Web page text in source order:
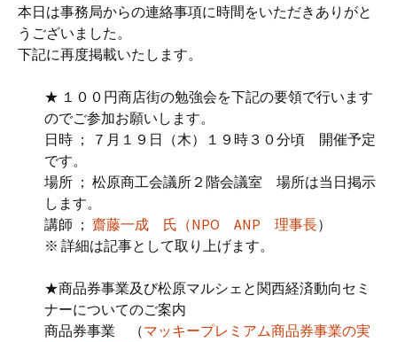
本日は事務局からの連絡事項に時間をいただきありがと
うございました。
下記に再度掲載いたします。
★ １００円商店街の勉強会を下記の要領で行います
のでご参加お願いします。
日時 ； ７月１９日（木）１９時３０分頃 開催予定
です。
場所 ； 松原商工会議所２階会議室 場所は当日掲示
します。
講師 ； 齋藤一成 氏（NPO ANP 理事長）
※ 詳細は記事として取り上げます。
★商品券事業及び松原マルシェと関西経済動向セミ
ナーについてのご案内
商品券事業 （マッキープレミアム商品券事業の実